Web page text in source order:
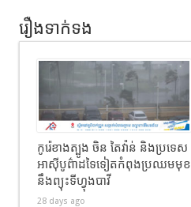
រឿងទាក់ទង
កូរ៉េខាងត្បូង ចិន តៃវ៉ាន់ និងប្រទេស
អាស៊ីបូព៌ាដទៃទៀតកំពុងប្រឈមមុខ
នឹងព្យុះទីហ្វុងបាវី
28 days ago